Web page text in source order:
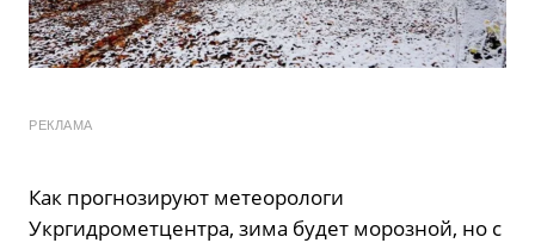
РЕКЛАМА
Как прогнозируют метеорологи
Укргидрометцентра, зима будет морозной, но с